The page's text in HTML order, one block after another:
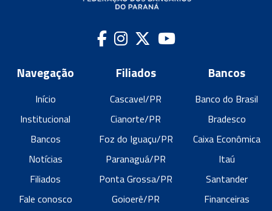
Navegação
Início
Institucional
Bancos
Notícias
Filiados
Fale conosco
Filiados
Cascavel/PR
Cianorte/PR
Foz do Iguaçu/PR
Paranaguá/PR
Ponta Grossa/PR
Goioerê/PR
Bancos
Banco do Brasil
Bradesco
Caixa Econômica
Itaú
Santander
Financeiras